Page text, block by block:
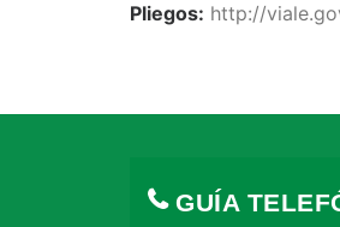
Pliegos: http://
GUÍA